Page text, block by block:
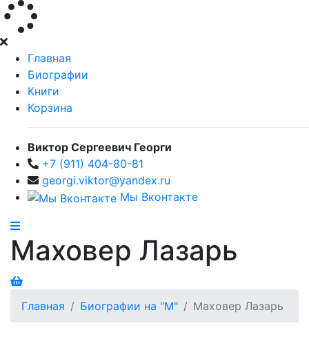
Главная
Биографии
Книги
Корзина
Виктор Сергеевич Георги
+7 (911) 404-80-81
georgi.viktor@yandex.ru
Мы Вконтакте
Маховер Лазарь
Главная Биографии на "М" Маховер Лазарь